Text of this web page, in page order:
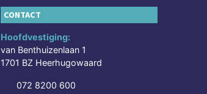
CONTACT
Hoofdvestiging:
van Benthuizenlaan 1
1701 BZ Heerhugowaard
072 8200 600